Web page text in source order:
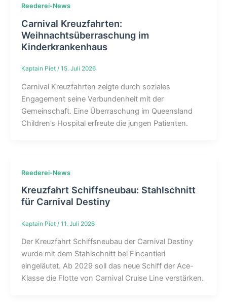
Reederei-News
Carnival Kreuzfahrten:
Weihnachtsüberraschung im
Kinderkrankenhaus
Kaptain Piet / 15. Juli 2026
Carnival Kreuzfahrten zeigte durch soziales
Engagement seine Verbundenheit mit der
Gemeinschaft. Eine Überraschung im Queensland
Children’s Hospital erfreute die jungen Patienten.
Reederei-News
Kreuzfahrt Schiffsneubau: Stahlschnitt
für Carnival Destiny
Kaptain Piet / 11. Juli 2026
Der Kreuzfahrt Schiffsneubau der Carnival Destiny
wurde mit dem Stahlschnitt bei Fincantieri
eingeläutet. Ab 2029 soll das neue Schiff der Ace-
Klasse die Flotte von Carnival Cruise Line verstärken.